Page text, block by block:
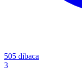
505 dibaca
3